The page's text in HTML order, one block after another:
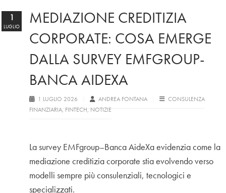
MEDIAZIONE CREDITIZIA
CORPORATE: COSA EMERGE
DALLA SURVEY EMFGROUP-
BANCA AIDEXA
1 LUGLIO 2026 ANDREA FONTANA
CONSULENZA
FINANZIARIA, FINTECH, NOTIZIE
La survey EMFgroup–Banca AideXa evidenzia come la
mediazione creditizia corporate stia evolvendo verso
modelli sempre più consulenziali, tecnologici e
specializzati.
1
LUGLIO